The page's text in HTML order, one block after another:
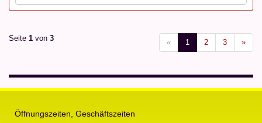
Seite 1 von 3 « 1 2 3 »
Öffnungszeiten, Geschäftszeiten